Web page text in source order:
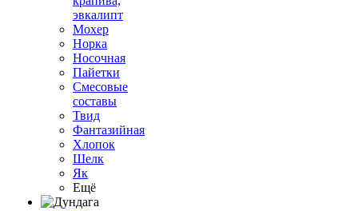
эвкалипт
Мохер
Норка
Носочная
Пайетки
Смесовые
составы
Твид
Фантазийная
Хлопок
Шелк
Як
Ещё